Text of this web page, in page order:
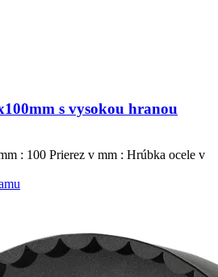
s vysokou hranou
: 100 Prierez v mm : Hrúbka ocele v